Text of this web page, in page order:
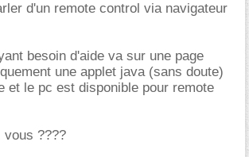
d'un remote control via navigateur
besoin d'aide va sur une page
une applet java (sans doute)
et le pc est disponible pour remote
vous ????